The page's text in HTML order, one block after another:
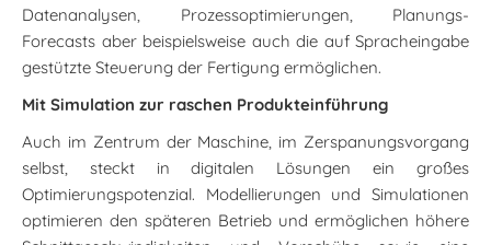
Datenanalysen, Prozessoptimierungen, Planungs-
Forecasts aber beispielsweise auch die auf Spracheingabe
gestützte Steuerung der Fertigung ermöglichen.
Mit Simulation zur raschen Produkteinführung
Auch im Zentrum der Maschine, im Zerspanungsvorgang
selbst, steckt in digitalen Lösungen ein großes
Optimierungspotenzial. Modellierungen und Simulationen
optimieren den späteren Betrieb und ermöglichen höhere